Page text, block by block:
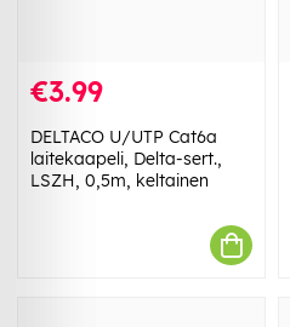
€3.99
DELTACO U/UTP Cat6a
laitekaapeli, Delta-sert.,
LSZH, 0,5m, keltainen